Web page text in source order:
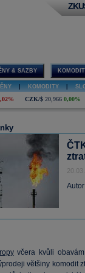
& SAZBY
KOMODITY
CZK/$ 20,966 0,00%
ropyvčera kvůli
většiny komodit